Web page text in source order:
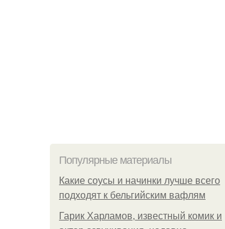
Популярные материалы
Какие соусы и начинки лучше всего
подходят к бельгийским вафлям
Гарик Харламов, известный комик и